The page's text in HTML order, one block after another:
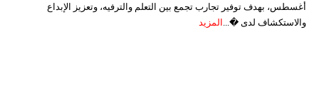
أغسطس، بهدف توفير تجارب تجمع بين التعلم والترفيه، وتعزيز الإبداع
والاستكشاف لدى �... المزيد